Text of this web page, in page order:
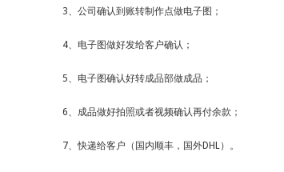
3、公司确认到账转制作点做电子图；
4、电子图做好发给客户确认；
5、电子图确认好转成品部做成品；
6、成品做好拍照或者视频确认再付余款；
7、快递给客户（国内顺丰，国外DHL）。